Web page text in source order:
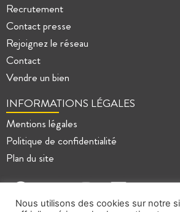
Recrutement
Contact presse
Rejoignez le réseau
Contact
Vendre un bien
INFORMATIONS LÉGALES
Mentions légales
Politique de confidentialité
Plan du site
Nous utilisons des cookies sur notre